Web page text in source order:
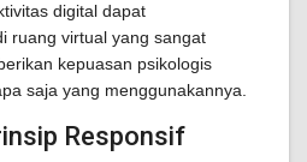
digital dapat
ruang virtual yang sangat
kepuasan psikologis
saja yang menggunakannya.
Responsif